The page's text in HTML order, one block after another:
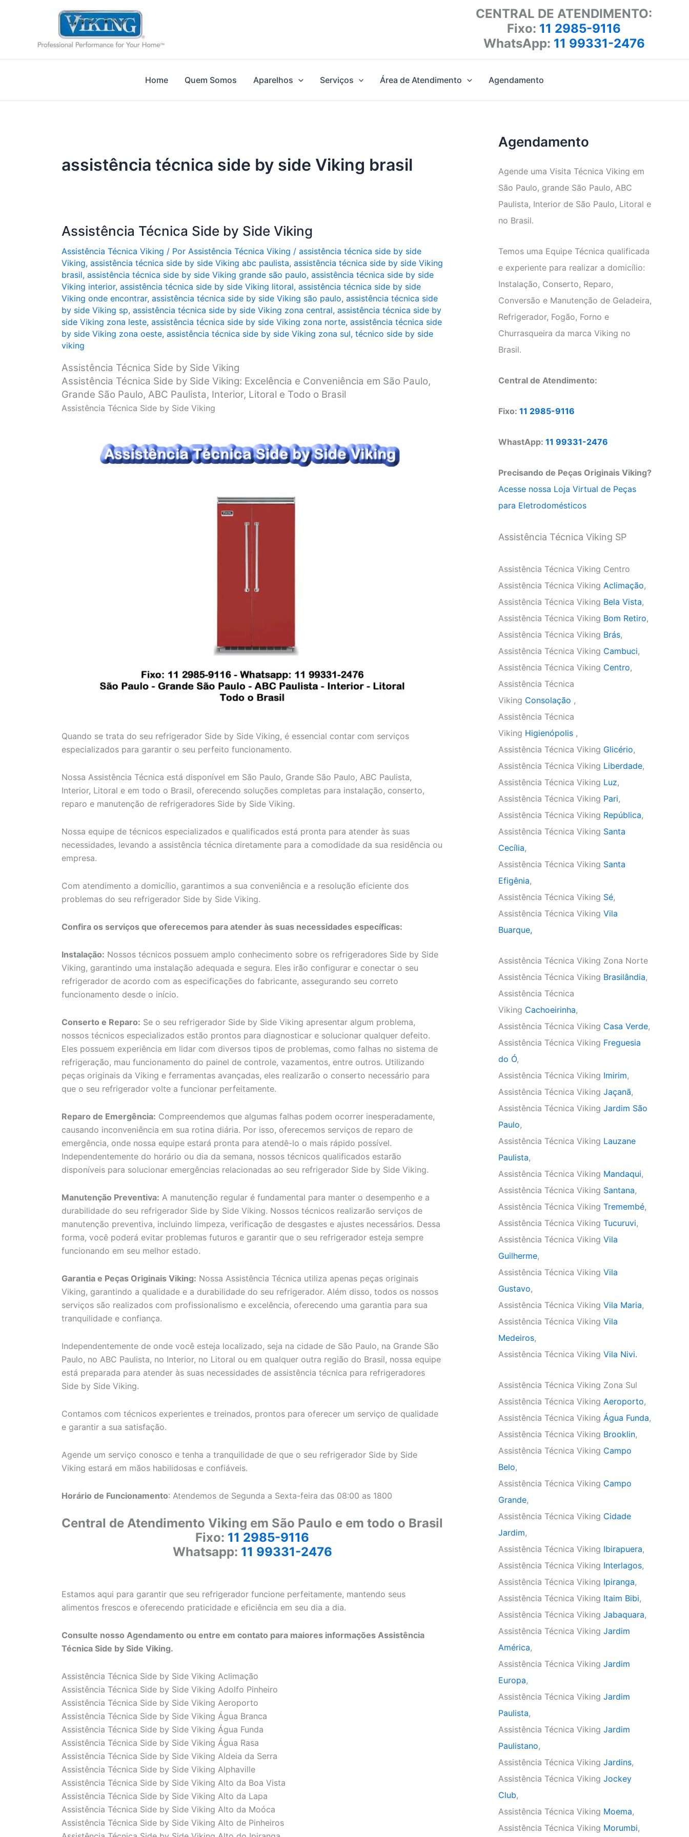
CENTRAL DE ATENDIMENTO:
Fixo: 11 2985-9116
WhatsApp: 11 99331-2476
Home Quem Somos Aparelhos Serviços Área de Atendimento Agendamento
assistência técnica side by side Viking brasil
Assistência Técnica Side by Side Viking
Assistência Técnica Viking / Por Assistência Técnica Viking / assistência técnica side by side
Viking, assistência técnica side by side Viking abc paulista, assistência técnica side by side Viking
brasil, assistência técnica side by side Viking grande são paulo, assistência técnica side by side
Viking interior, assistência técnica side by side Viking litoral, assistência técnica side by side
Viking onde encontrar, assistência técnica side by side Viking são paulo, assistência técnica side
by side Viking sp, assistência técnica side by side Viking zona central, assistência técnica side by
side Viking zona leste, assistência técnica side by side Viking zona norte, assistência técnica side
by side Viking zona oeste, assistência técnica side by side Viking zona sul, técnico side by side
viking
Assistência Técnica Side by Side Viking
Assistência Técnica Side by Side Viking: Excelência e Conveniência em São Paulo,
Grande São Paulo, ABC Paulista, Interior, Litoral e Todo o Brasil
Assistência Técnica Side by Side Viking
Quando se trata do seu refrigerador Side by Side Viking, é essencial contar com serviços
especializados para garantir o seu perfeito funcionamento.
Nossa Assistência Técnica está disponível em São Paulo, Grande São Paulo, ABC Paulista,
Interior, Litoral e em todo o Brasil, oferecendo soluções completas para instalação, conserto,
reparo e manutenção de refrigeradores Side by Side Viking.
Nossa equipe de técnicos especializados e qualificados está pronta para atender às suas
necessidades, levando a assistência técnica diretamente para a comodidade da sua residência ou
empresa.
Com atendimento a domicílio, garantimos a sua conveniência e a resolução eficiente dos
problemas do seu refrigerador Side by Side Viking.
Confira os serviços que oferecemos para atender às suas necessidades específicas:
Instalação: Nossos técnicos possuem amplo conhecimento sobre os refrigeradores Side by Side
Viking, garantindo uma instalação adequada e segura. Eles irão configurar e conectar o seu
refrigerador de acordo com as especificações do fabricante, assegurando seu correto
funcionamento desde o início.
Conserto e Reparo: Se o seu refrigerador Side by Side Viking apresentar algum problema,
nossos técnicos especializados estão prontos para diagnosticar e solucionar qualquer defeito.
Eles possuem experiência em lidar com diversos tipos de problemas, como falhas no sistema de
refrigeração, mau funcionamento do painel de controle, vazamentos, entre outros. Utilizando
peças originais da Viking e ferramentas avançadas, eles realizarão o conserto necessário para
que o seu refrigerador volte a funcionar perfeitamente.
Reparo de Emergência: Compreendemos que algumas falhas podem ocorrer inesperadamente,
causando inconveniência em sua rotina diária. Por isso, oferecemos serviços de reparo de
emergência, onde nossa equipe estará pronta para atendê-lo o mais rápido possível.
Independentemente do horário ou dia da semana, nossos técnicos qualificados estarão
disponíveis para solucionar emergências relacionadas ao seu refrigerador Side by Side Viking.
Manutenção Preventiva: A manutenção regular é fundamental para manter o desempenho e a
durabilidade do seu refrigerador Side by Side Viking. Nossos técnicos realizarão serviços de
manutenção preventiva, incluindo limpeza, verificação de desgastes e ajustes necessários. Dessa
forma, você poderá evitar problemas futuros e garantir que o seu refrigerador esteja sempre
funcionando em seu melhor estado.
Garantia e Peças Originais Viking: Nossa Assistência Técnica utiliza apenas peças originais
Viking, garantindo a qualidade e a durabilidade do seu refrigerador. Além disso, todos os nossos
serviços são realizados com profissionalismo e excelência, oferecendo uma garantia para sua
tranquilidade e confiança.
Independentemente de onde você esteja localizado, seja na cidade de São Paulo, na Grande São
Paulo, no ABC Paulista, no Interior, no Litoral ou em qualquer outra região do Brasil, nossa equipe
está preparada para atender às suas necessidades de assistência técnica para refrigeradores
Side by Side Viking.
Contamos com técnicos experientes e treinados, prontos para oferecer um serviço de qualidade
e garantir a sua satisfação.
Agende um serviço conosco e tenha a tranquilidade de que o seu refrigerador Side by Side
Viking estará em mãos habilidosas e confiáveis.
Horário de Funcionamento: Atendemos de Segunda a Sexta-feira das 08:00 as 1800
Central de Atendimento Viking em São Paulo e em todo o Brasil
Fixo: 11 2985-9116
Whatsapp: 11 99331-2476
Estamos aqui para garantir que seu refrigerador funcione perfeitamente, mantendo seus
alimentos frescos e oferecendo praticidade e eficiência em seu dia a dia.
Consulte nosso Agendamento ou entre em contato para maiores informações Assistência
Técnica Side by Side Viking.
Assistência Técnica Side by Side Viking Aclimação
Assistência Técnica Side by Side Viking Adolfo Pinheiro
Assistência Técnica Side by Side Viking Aeroporto
Assistência Técnica Side by Side Viking Água Branca
Assistência Técnica Side by Side Viking Água Funda
Assistência Técnica Side by Side Viking Água Rasa
Assistência Técnica Side by Side Viking Aldeia da Serra
Assistência Técnica Side by Side Viking Alphaville
Assistência Técnica Side by Side Viking Alto da Boa Vista
Assistência Técnica Side by Side Viking Alto da Lapa
Assistência Técnica Side by Side Viking Alto da Moóca
Assistência Técnica Side by Side Viking Alto de Pinheiros
Agendamento
Agende uma Visita Técnica Viking em
São Paulo, grande São Paulo, ABC
Paulista, Interior de São Paulo, Litoral e
no Brasil.
Temos uma Equipe Técnica qualificada
e experiente para realizar a domicílio:
Instalação, Conserto, Reparo,
Conversão e Manutenção de Geladeira,
Refrigerador, Fogão, Forno e
Churrasqueira da marca Viking no
Brasil.
Central de Atendimento:
Fixo: 11 2985-9116
WhastApp: 11 99331-2476
Precisando de Peças Originais Viking?
Acesse nossa Loja Virtual de Peças
para Eletrodomésticos
Assistência Técnica Viking SP
Assistência Técnica Viking Centro
Assistência Técnica Viking Aclimação,
Assistência Técnica Viking Bela Vista,
Assistência Técnica Viking Bom Retiro,
Assistência Técnica Viking Brás,
Assistência Técnica Viking Cambuci,
Assistência Técnica Viking Centro,
Assistência Técnica
Viking Consolação ,
Assistência Técnica
Viking Higienópolis ,
Assistência Técnica Viking Glicério,
Assistência Técnica Viking Liberdade,
Assistência Técnica Viking Luz,
Assistência Técnica Viking Pari,
Assistência Técnica Viking República,
Assistência Técnica Viking Santa
Cecília,
Assistência Técnica Viking Santa
Efigênia,
Assistência Técnica Viking Sé,
Assistência Técnica Viking Vila
Buarque,
Assistência Técnica Viking Zona Norte
Assistência Técnica Viking Brasilândia,
Assistência Técnica
Viking Cachoeirinha,
Assistência Técnica Viking Casa Verde,
Assistência Técnica Viking Freguesia
do Ó,
Assistência Técnica Viking Imirim,
Assistência Técnica Viking Jaçanã,
Assistência Técnica Viking Jardim São
Paulo,
Assistência Técnica Viking Lauzane
Paulista,
Assistência Técnica Viking Mandaqui,
Assistência Técnica Viking Santana,
Assistência Técnica Viking Tremembé,
Assistência Técnica Viking Tucuruvi,
Assistência Técnica Viking Vila
Guilherme,
Assistência Técnica Viking Vila
Gustavo,
Assistência Técnica Viking Vila Maria,
Assistência Técnica Viking Vila
Medeiros,
Assistência Técnica Viking Vila Nivi.
Assistência Técnica Viking Zona Sul
Assistência Técnica Viking Aeroporto,
Assistência Técnica Viking Água Funda,
Assistência Técnica Viking Brooklin,
Assistência Técnica Viking Campo
Belo,
Assistência Técnica Viking Campo
Grande,
Assistência Técnica Viking Cidade
Jardim,
Assistência Técnica Viking Ibirapuera,
Assistência Técnica Viking Interlagos,
Assistência Técnica Viking Ipiranga,
Assistência Técnica Viking Itaim Bibi,
Assistência Técnica Viking Jabaquara,
Assistência Técnica Viking Jardim
América,
Assistência Técnica Viking Jardim
Europa,
Assistência Técnica Viking Jardim
Paulista,
Assistência Técnica Viking Jardim
Paulistano,
Assistência Técnica Viking Jardins,
Assistência Técnica Viking Jockey
Club,
Assistência Técnica Viking Moema,
Assistência Técnica Viking Morumbi,